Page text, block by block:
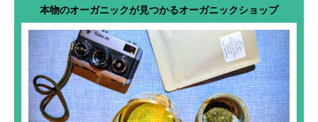
本物のオーガニックが見つかるオーガニックショップ